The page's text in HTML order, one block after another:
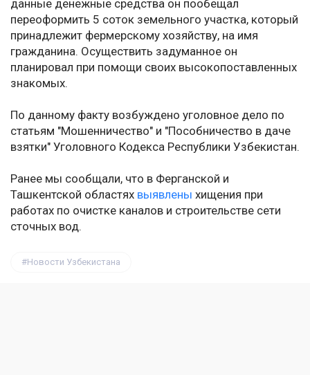
данные денежные средства он пообещал
переоформить 5 соток земельного участка, который
принадлежит фермерскому хозяйству, на имя
гражданина. Осуществить задуманное он
планировал при помощи своих высокопоставленных
знакомых.
По данному факту возбуждено уголовное дело по
статьям "Мошенничество" и "Пособничество в даче
взятки" Уголовного Кодекса Республики Узбекистан.
Ранее мы сообщали, что в Ферганской и
Ташкентской областях выявлены хищения при
работах по очистке каналов и строительстве сети
сточных вод.
Новости Узбекистана